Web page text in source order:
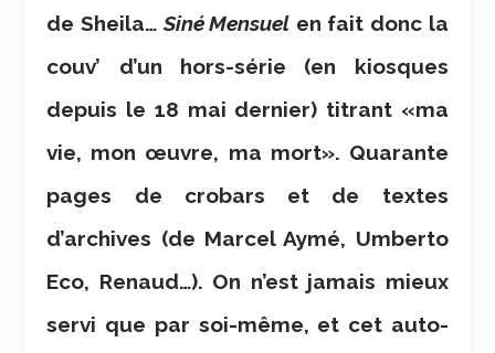
de Sheila…Siné Mensuel en fait donc la
couv’ d’un hors-série (en kiosques
depuis le 18 mai dernier) titrant «ma
vie, mon œuvre, ma mort». Quarante
pages de crobars et de textes
d’archives (de Marcel Aymé, Umberto
Eco, Renaud…). On n’est jamais mieux
servi que par soi-même, et cet auto-